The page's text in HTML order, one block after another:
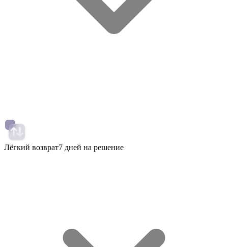
Лёгкий возврат7 дней на решение